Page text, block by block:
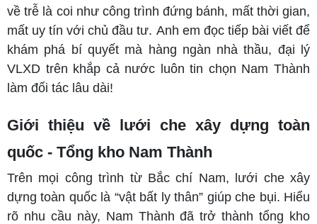
về trễ là coi như công trình đứng bánh, mất thời gian,
mất uy tín với chủ đầu tư. Anh em đọc tiếp bài viết để
khám phá bí quyết mà hàng ngàn nhà thầu, đại lý
VLXD trên khắp cả nước luôn tin chọn Nam Thành
làm đối tác lâu dài!
Giới thiệu về lưới che xây dựng toàn
quốc - Tổng kho Nam Thành
Trên mọi công trình từ Bắc chí Nam, lưới che xây
dựng toàn quốc là “vật bất ly thân” giúp che bụi. Hiểu
rõ nhu cầu này, Nam Thành đã trở thành tổng kho